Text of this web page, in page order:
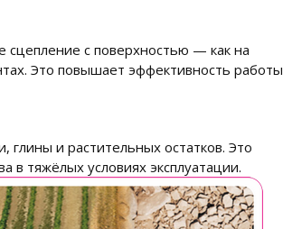
сцепление с поверхностью — как на
Это повышает эффективность работы
глины и растительных остатков. Это
в тяжёлых условиях эксплуатации.
- полуприцепы и прицепы для